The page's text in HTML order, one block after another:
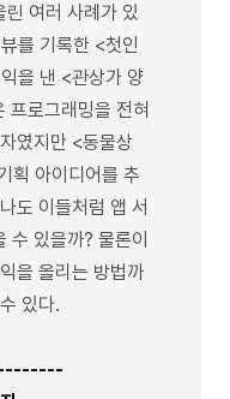
여러 사례가 있
를 기록한 <첫인
을 낸 <관상가 양
프로그래밍을 전혀
였지만 <동물상
획 아이디어를 추
도 이들처럼 앱 서
수 있을까? 물론이
을 올리는 방법까
있다.